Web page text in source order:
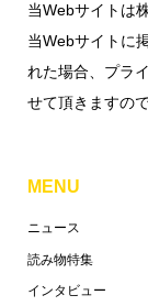
当Webサイトは
当Webサイトに
れた場合、プラ
せて頂きますの
MENU
ニュース
読み物特集
インタビュー